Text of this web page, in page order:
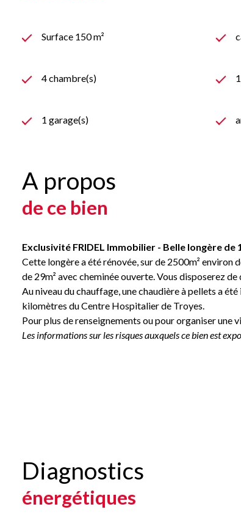
Surface 150 m²
4 chambre(s)
1 garage(s)
A propos
de ce bien
Exclusivité FRIDEL Immobilier - Belle longère de
Cette longère a été rénovée, sur de 2500m² environ
de 29m² avec cheminée ouverte. Vous disposerez
Au niveau du chauffage, une chaudière à pellets a
kilomètres du Centre Hospitalier de Troyes.
Pour plus de renseignements ou pour organiser une
Les informations sur les risques auxquels ce bien est
Diagnostics
énergétiques